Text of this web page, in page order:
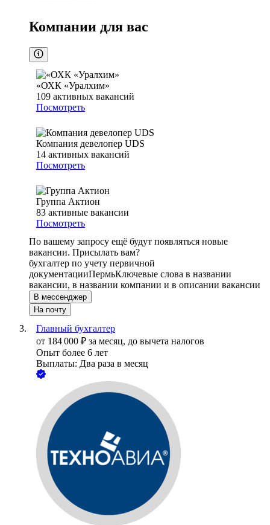
Компании для вас
«ОХК «Уралхим»
109 активных вакансий
Посмотреть
Компания девелопер UDS
14 активных вакансий
Посмотреть
Группа Актион
83 активные вакансии
Посмотреть
По вашему запросу ещё будут появляться новые
вакансии. Присылать вам?
бухгалтер по учету первичной
документацииПермьКлючевые слова в названии
вакансии, в названии компании и в описании вакансии
В мессенджер
На почту
Главный бухгалтер
от 184 000 ₽ за месяц, до вычета налогов
Опыт более 6 лет
Выплаты: Два раза в месяц